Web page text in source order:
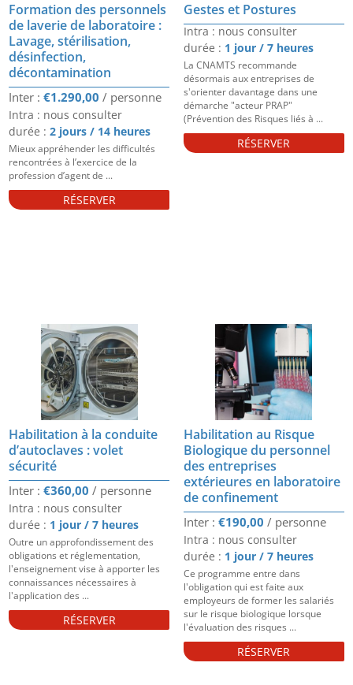
Formation des personnels
de laverie de laboratoire :
Lavage, stérilisation,
désinfection,
décontamination
€1.290,00
Intra : nous consulter
durée :2 jours / 14 heures
Mieux appréhender les difficultés
rencontrées à l’exercice de la
profession d’agent de ...
RÉSERVER
Gestes et Postures
Intra : nous consulter
durée : 1 jour / 7 heures
La CNAMTS recommande
désormais aux entreprises de
s'orienter davantage dans une
démarche "acteur PRAP"
(Prévention des Risques liés à ...
RÉSERVER
Habilitation à la conduite
d’autoclaves : volet
sécurité
€360,00
Intra : nous consulter
durée : 1 jour / 7 heures
Outre un approfondissement des
obligations et réglementation,
l'enseignement vise à apporter les
connaissances nécessaires à
l'application des ...
RÉSERVER
Habilitation au Risque
Biologique du personnel
des entreprises
extérieures en laboratoire
de confinement
€190,00
Intra : nous consulter
durée : 1 jour / 7 heures
Ce programme entre dans
l'obligation qui est faite aux
employeurs de former les salariés
sur le risque biologique lorsque
l'évaluation des risques ...
RÉSERVER